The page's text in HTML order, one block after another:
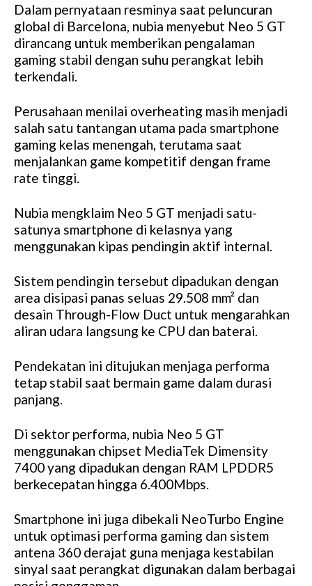
Dalam pernyataan resminya saat peluncuran
global di Barcelona, nubia menyebut Neo 5 GT
dirancang untuk memberikan pengalaman
gaming stabil dengan suhu perangkat lebih
terkendali.
Perusahaan menilai overheating masih menjadi
salah satu tantangan utama pada smartphone
gaming kelas menengah, terutama saat
menjalankan game kompetitif dengan frame
rate tinggi.
Nubia mengklaim Neo 5 GT menjadi satu-
satunya smartphone di kelasnya yang
menggunakan kipas pendingin aktif internal.
Sistem pendingin tersebut dipadukan dengan
area disipasi panas seluas 29.508 mm² dan
desain Through-Flow Duct untuk mengarahkan
aliran udara langsung ke CPU dan baterai.
Pendekatan ini ditujukan menjaga performa
tetap stabil saat bermain game dalam durasi
panjang.
Di sektor performa, nubia Neo 5 GT
menggunakan chipset MediaTek Dimensity
7400 yang dipadukan dengan RAM LPDDR5
berkecepatan hingga 6.400Mbps.
Smartphone ini juga dibekali NeoTurbo Engine
untuk optimasi performa gaming dan sistem
antena 360 derajat guna menjaga kestabilan
sinyal saat perangkat digunakan dalam berbagai